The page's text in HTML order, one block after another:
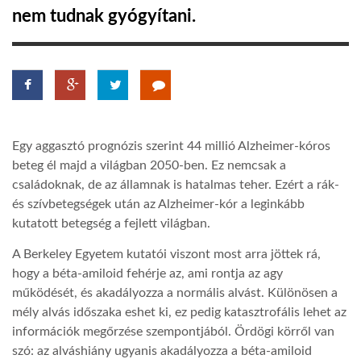
GLOBOBOOK
nem tudnak gyógyítani.
Egy aggasztó prognózis szerint 44 millió Alzheimer-kóros
beteg él majd a világban 2050-ben. Ez nemcsak a
családoknak, de az államnak is hatalmas teher. Ezért a rák-
és szívbetegségek után az Alzheimer-kór a leginkább
kutatott betegség a fejlett világban.
A Berkeley Egyetem kutatói viszont most arra jöttek rá,
hogy a béta-amiloid fehérje az, ami rontja az agy
működését, és akadályozza a normális alvást. Különösen a
mély alvás időszaka eshet ki, ez pedig katasztrofális lehet az
információk megőrzése szempontjából. Ördögi körről van
szó: az alváshiány ugyanis akadályozza a béta-amiloid